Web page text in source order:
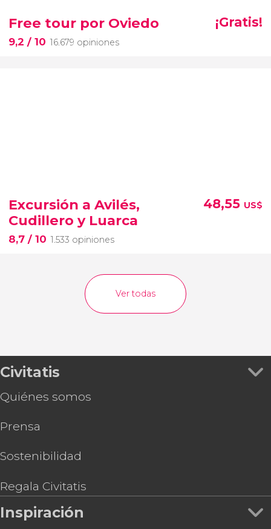
Free tour por Oviedo
9,2 / 10 16.679 opiniones
¡Gratis!
Excursión a Avilés,
Cudillero y Luarca
8,7 / 10 1.533 opiniones
48,55 US$
Ver todas
Civitatis
Quiénes somos
Prensa
Sostenibilidad
Regala Civitatis
Inspiración